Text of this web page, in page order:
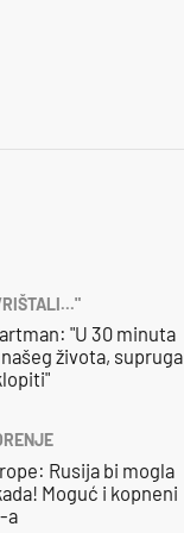
"U 30 minuta
života,
Rusija bi mogla
Moguć i kopneni
a